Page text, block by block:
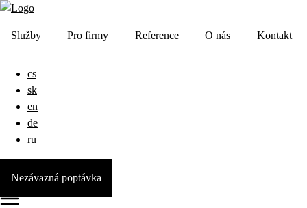
Služby Pro firmy Reference O nás Kontakt
cs
sk
en
de
ru
Nezávazná poptávka